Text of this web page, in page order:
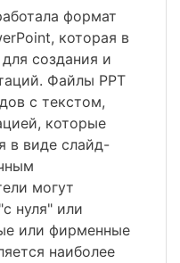
формат
которая в
создания и
Файлы PPT
с текстом,
которые
в виде слайд-
могут
нуля" или
или фирменные
наиболее